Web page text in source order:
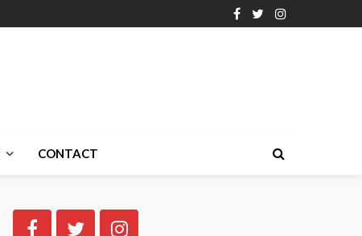
CONTACT